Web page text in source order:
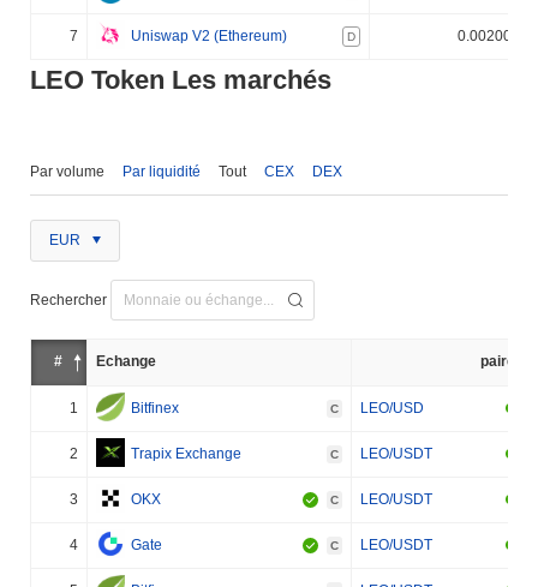
7 Uniswap V2 (Ethereum) D 0.002000%
LEO Token Les marchés
Par volume Par liquidité Tout CEX DEX
EUR
Rechercher
# Échange paire
1 Bitfinex C LEO/USD
2 Trapix Exchange C LEO/USDT
3 OKX C LEO/USDT
4 Gate C LEO/USDT